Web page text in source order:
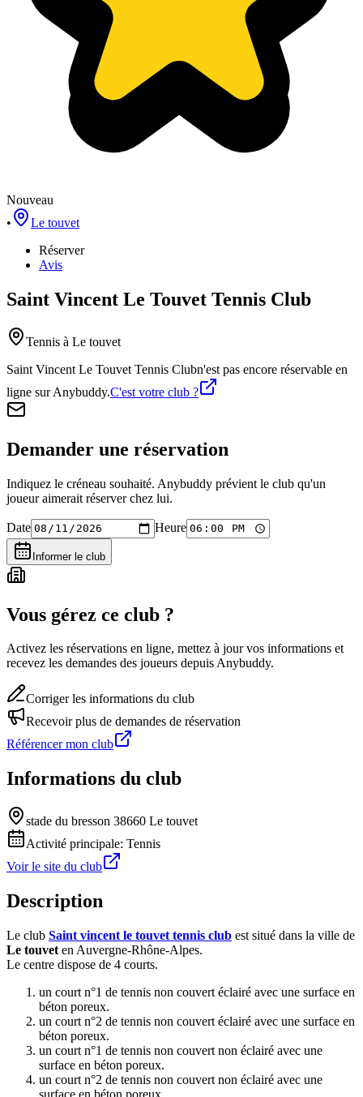
Nouveau
•
Le touvet
Réserver
Avis
Saint Vincent Le Touvet Tennis Club
Tennis à Le touvet
Saint Vincent Le Touvet Tennis Clubn'est pas encore réservable en
ligne sur Anybuddy.C'est votre club ?
Demander une réservation
Indiquez le créneau souhaité. Anybuddy prévient le club qu'un
joueur aimerait réserver chez lui.
Date Heure
Informer le club
Vous gérez ce club ?
Activez les réservations en ligne, mettez à jour vos informations et
recevez les demandes des joueurs depuis Anybuddy.
Corriger les informations du club
Recevoir plus de demandes de réservation
Référencer mon club
Informations du club
stade du bresson 38660 Le touvet
Activité principale: Tennis
Voir le site du club
Description
Le club Saint vincent le touvet tennis club est situé dans la ville de
Le touvet en Auvergne-Rhône-Alpes.
Le centre dispose de 4 courts.
un court n°1 de tennis non couvert éclairé avec une surface en
béton poreux.
un court n°2 de tennis non couvert éclairé avec une surface en
béton poreux.
un court n°1 de tennis non couvert non éclairé avec une
surface en béton poreux.
un court n°2 de tennis non couvert non éclairé avec une
surface en béton poreux.